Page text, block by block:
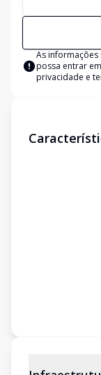
As
possa entrar
privacidade e